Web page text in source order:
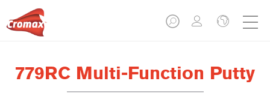
779RC Multi-Function Putty